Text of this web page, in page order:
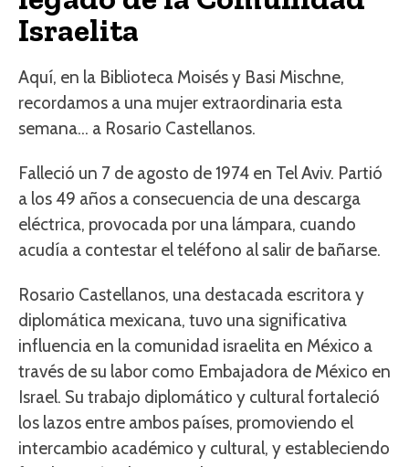
Israelita
Aquí, en la Biblioteca Moisés y Basi Mischne,
recordamos a una mujer extraordinaria esta
semana… a Rosario Castellanos.
Falleció un 7 de agosto de 1974 en Tel Aviv. Partió
a los 49 años a consecuencia de una descarga
eléctrica, provocada por una lámpara, cuando
acudía a contestar el teléfono al salir de bañarse.
Rosario Castellanos, una destacada escritora y
diplomática mexicana, tuvo una significativa
influencia en la comunidad israelita en México a
través de su labor como Embajadora de México en
Israel. Su trabajo diplomático y cultural fortaleció
los lazos entre ambos países, promoviendo el
intercambio académico y cultural, y estableciendo